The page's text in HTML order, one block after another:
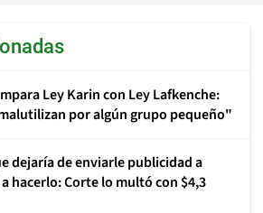
Ley Karin con Ley Lafkenche:
por algún grupo pequeño"
dejaría de enviarle publicidad a
hacerlo: Corte lo multó con $4,3